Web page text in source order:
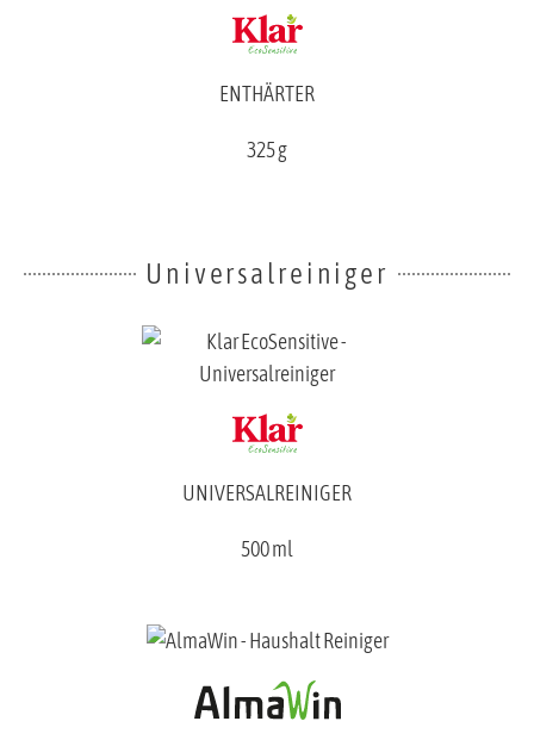
ENTHÄRTER
325 g
Universalreiniger
UNIVERSALREINIGER
500 ml